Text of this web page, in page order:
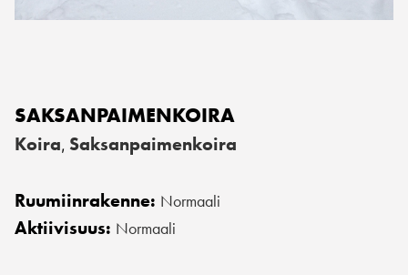
SAKSANPAIMENKOIRA
Koira, Saksanpaimenkoira
Ruumiinrakenne: Normaali
Aktiivisuus: Normaali